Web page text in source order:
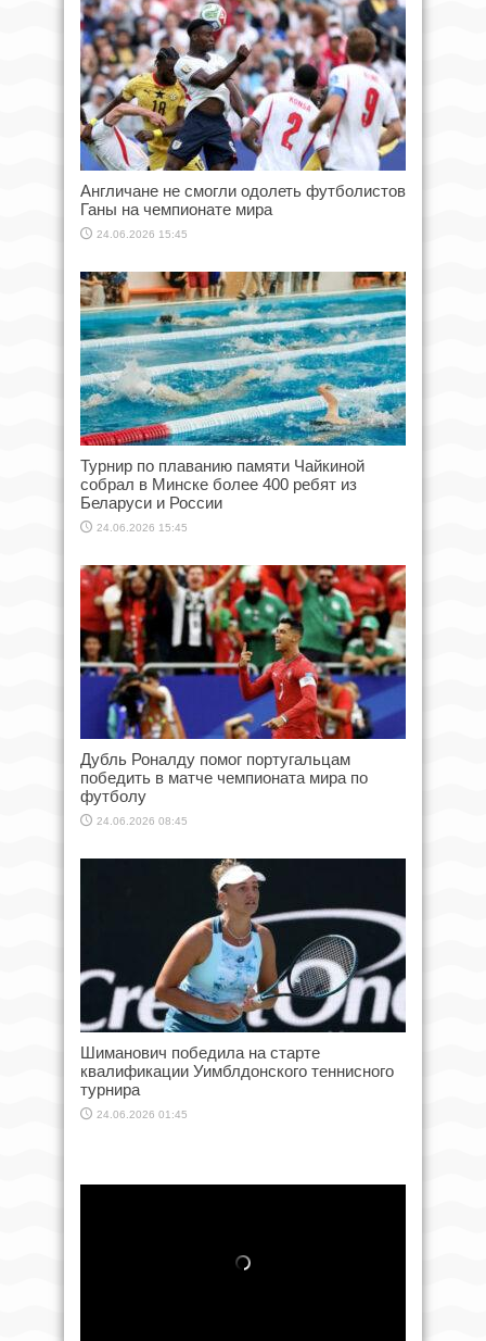
Англичане не смогли одолеть футболистов
Ганы на чемпионате мира
24.06.2026 15:45
Турнир по плаванию памяти Чайкиной
собрал в Минске более 400 ребят из
Беларуси и России
24.06.2026 15:45
Дубль Роналду помог португальцам
победить в матче чемпионата мира по
футболу
24.06.2026 08:45
Шиманович победила на старте
квалификации Уимблдонского теннисного
турнира
24.06.2026 01:45